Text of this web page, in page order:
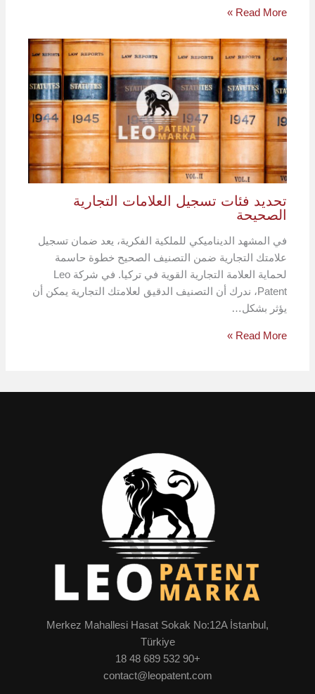
Read More »
تحديد فئات تسجيل العلامات التجارية
الصحيحة
في المشهد الديناميكي للملكية الفكرية، يعد ضمان تسجيل
علامتك التجارية ضمن التصنيف الصحيح خطوة حاسمة
لحماية العلامة التجارية القوية في تركيا. في شركة Leo
Patent، ندرك أن التصنيف الدقيق لعلامتك التجارية يمكن أن
يؤثر بشكل…
Read More »
Merkez Mahallesi Hasat Sokak No:12A İstanbul,
Türkiye
+90 532 689 48 18
contact@leopatent.com